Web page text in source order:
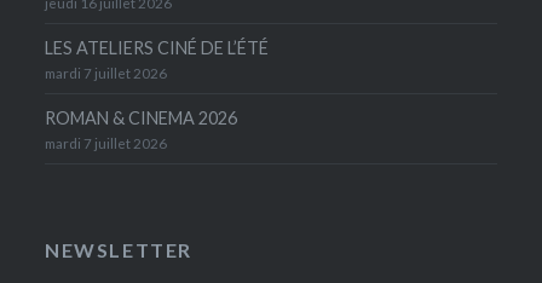
LES ATELIERS CINÉ DE L’ÉTÉ
mardi 7 juillet 2026
ROMAN & CINEMA 2026
mardi 7 juillet 2026
NEWSLETTER